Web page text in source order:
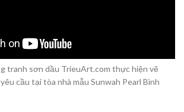
tranh sơn dầu TrieuArt.com thực hiện vẽ
cầu tại tòa nhà mẫu Sunwah Pearl Bình